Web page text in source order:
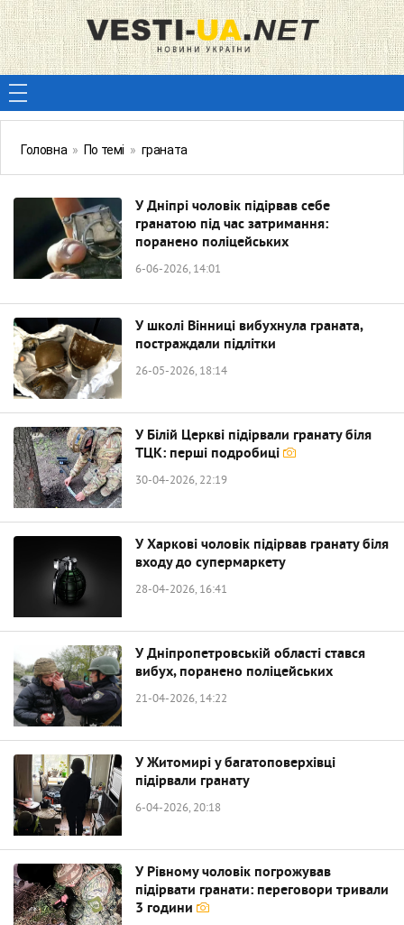
Головна » По темі » граната
У Дніпрі чоловік підірвав себе
гранатою під час затримання:
поранено поліцейських
6-06-2026, 14:01
У школі Вінниці вибухнула граната,
постраждали підлітки
26-05-2026, 18:14
У Білій Церкві підірвали гранату біля
ТЦК: перші подробиці
30-04-2026, 22:19
У Харкові чоловік підірвав гранату біля
входу до супермаркету
28-04-2026, 16:41
У Дніпропетровській області стався
вибух, поранено поліцейських
21-04-2026, 14:22
У Житомирі у багатоповерхівці
підірвали гранату
6-04-2026, 20:18
У Рівному чоловік погрожував
підірвати гранати: переговори тривали
3 години